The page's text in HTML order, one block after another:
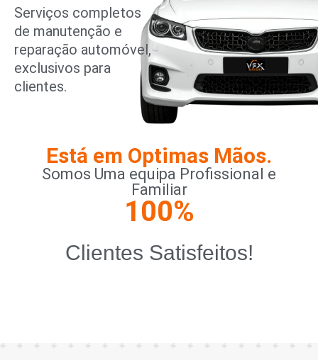
Serviços completos
de manutenção e
reparação automóvel,
exclusivos para
clientes.
Está em Optimas Mãos.
Somos Uma equipa Profissional e
Familiar
Clientes Satisfeitos!
100%